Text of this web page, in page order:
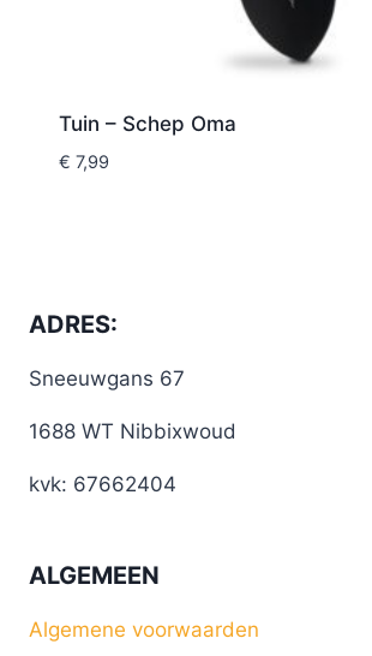
Tuin – Schep Oma
€ 7,99
ADRES:
Sneeuwgans 67
1688 WT Nibbixwoud
kvk: 67662404
ALGEMEEN
Algemene voorwaarden